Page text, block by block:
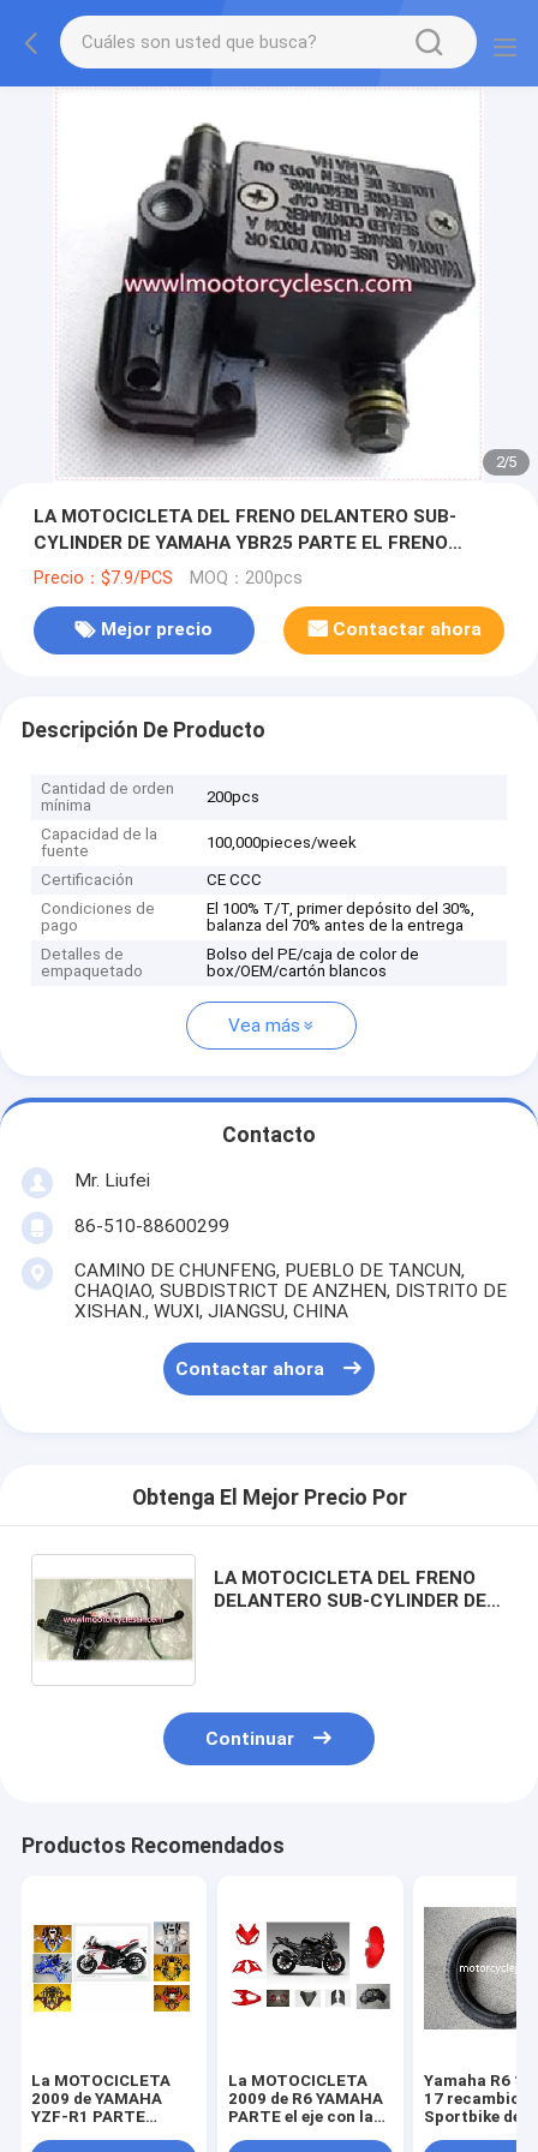
2/5
LA MOTOCICLETA DEL FRENO DELANTERO SUB-
CYLINDER DE YAMAHA YBR25 PARTE EL FRENO
DELANTERO SUB-CYLINDER
Precio：$7.9/PCS MOQ：200pcs
Mejor precio Contactar ahora
Descripción De Producto
Cantidad de orden
mínima
200pcs
Capacidad de la
fuente
100,000pieces/week
Certificación
CE CCC
Condiciones de
pago
El 100% T/T, primer depósito del 30%,
balanza del 70% antes de la entrega
Detalles de
empaquetado
Bolso del PE/caja de color de
box/OEM/cartón blancos
Vea más
Contacto
Mr. Liufei
86-510-88600299
CAMINO DE CHUNFENG, PUEBLO DE TANCUN,
CHAQIAO, SUBDISTRICT DE ANZHEN, DISTRITO DE
XISHAN., WUXI, JIANGSU, CHINA
Contactar ahora
Obtenga El Mejor Precio Por
LA MOTOCICLETA DEL FRENO
DELANTERO SUB-CYLINDER DE
Continuar
Productos Recomendados
La MOTOCICLETA
2009 de YAMAHA
YZF-R1 PARTE
La MOTOCICLETA
2009 de R6 YAMAHA
PARTE el eje con la
Yamaha R6
17 recambios
Sportbike de